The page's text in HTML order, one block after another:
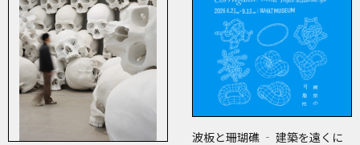
波板と珊瑚礁 ‐ 建築を遠くに